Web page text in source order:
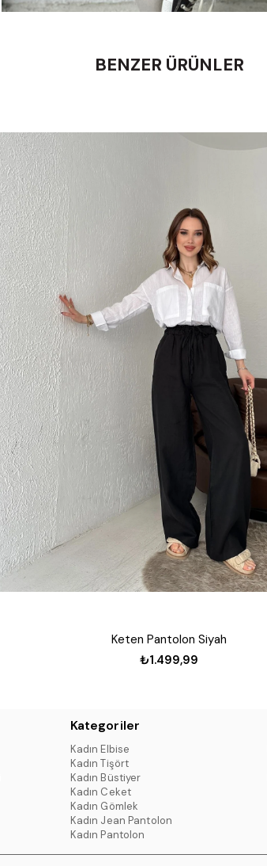
BENZER ÜRÜNLER
Keten Pantolon Siyah
₺1.499,99
Kategoriler
Kadın Elbise
Kadın Tişört
Kadın Büstiyer
Kadın Ceket
Kadın Gömlek
Kadın Jean Pantolon
Kadın Pantolon